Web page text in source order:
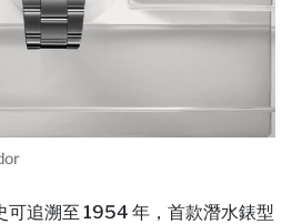
可追溯至 1954 年，首款潛水錶型